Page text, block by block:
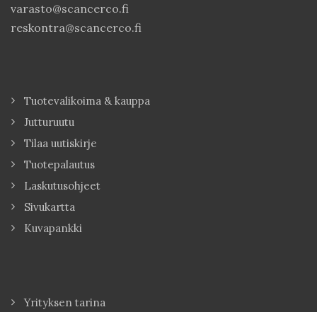
varasto@scancerco.fi
reskontra@scancerco.fi
Tuotevalikoima & kauppa
Jutturuutu
Tilaa uutiskirje
Tuotepalautus
Laskutusohjeet
Sivukartta
Kuvapankki
Yrityksen tarina